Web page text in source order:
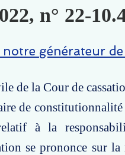
n° 22-
générateur
de la Cour de
de
à la
se prononce sur